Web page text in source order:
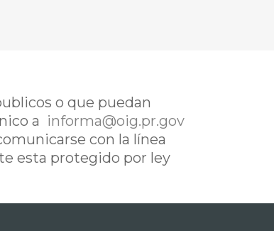
o que puedan
a informa@oig.pr.gov
con la línea
esta protegido por ley